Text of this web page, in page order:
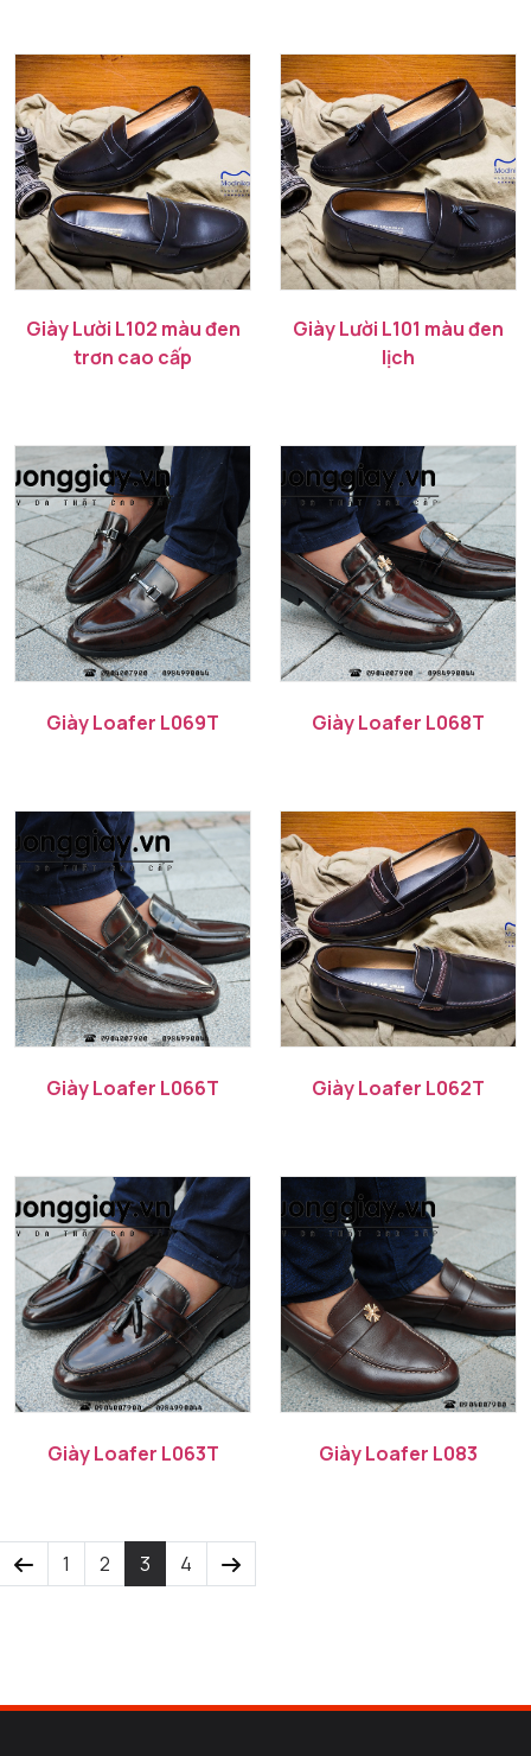
Giày Lười L102 màu đen
trơn cao cấp
Giày Lười L101 màu đen
lịch
Giày Loafer L069T Giày Loafer L068T
Giày Loafer L066T Giày Loafer L062T
Giày Loafer L063T Giày Loafer L083
1 2 3 4